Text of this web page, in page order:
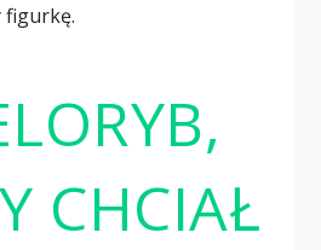
figurkę.
CHCIAŁ